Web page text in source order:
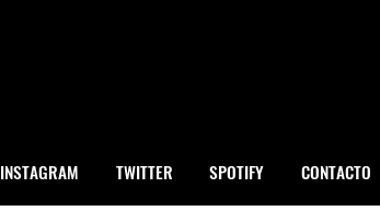
INSTAGRAM TWITTER SPOTIFY CONTACTO